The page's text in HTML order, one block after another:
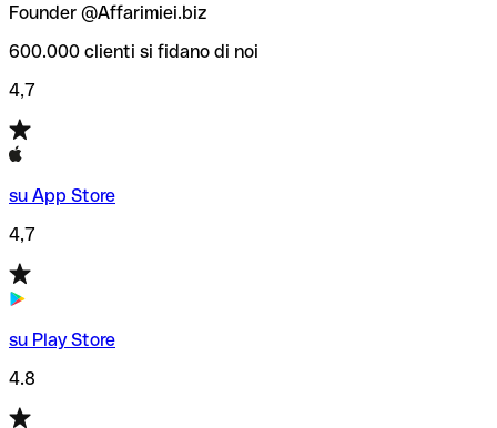
Founder @Affarimiei.biz
600.000 clienti si fidano di noi
4,7
su App Store
4,7
su Play Store
4.8